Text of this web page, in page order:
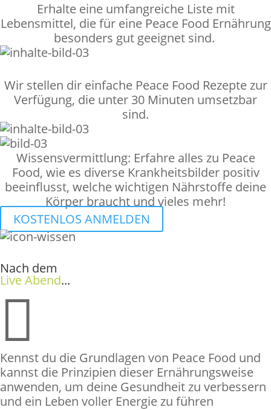
Erhalte eine umfangreiche Liste mit
Lebensmittel, die für eine Peace Food Ernährung
besonders gut geeignet sind.
Wir stellen dir einfache Peace Food Rezepte zur
Verfügung, die unter 30 Minuten umsetzbar
sind.
Wissensvermittlung: Erfahre alles zu Peace
Food, wie es diverse Krankheitsbilder positiv
beeinflusst, welche wichtigen Nährstoffe deine
Körper braucht und vieles mehr!
KOSTENLOS ANMELDEN
Nach dem
Live Abend...

Kennst du die Grundlagen von Peace Food und
kannst die Prinzipien dieser Ernährungsweise
anwenden, um deine Gesundheit zu verbessern
und ein Leben voller Energie zu führen